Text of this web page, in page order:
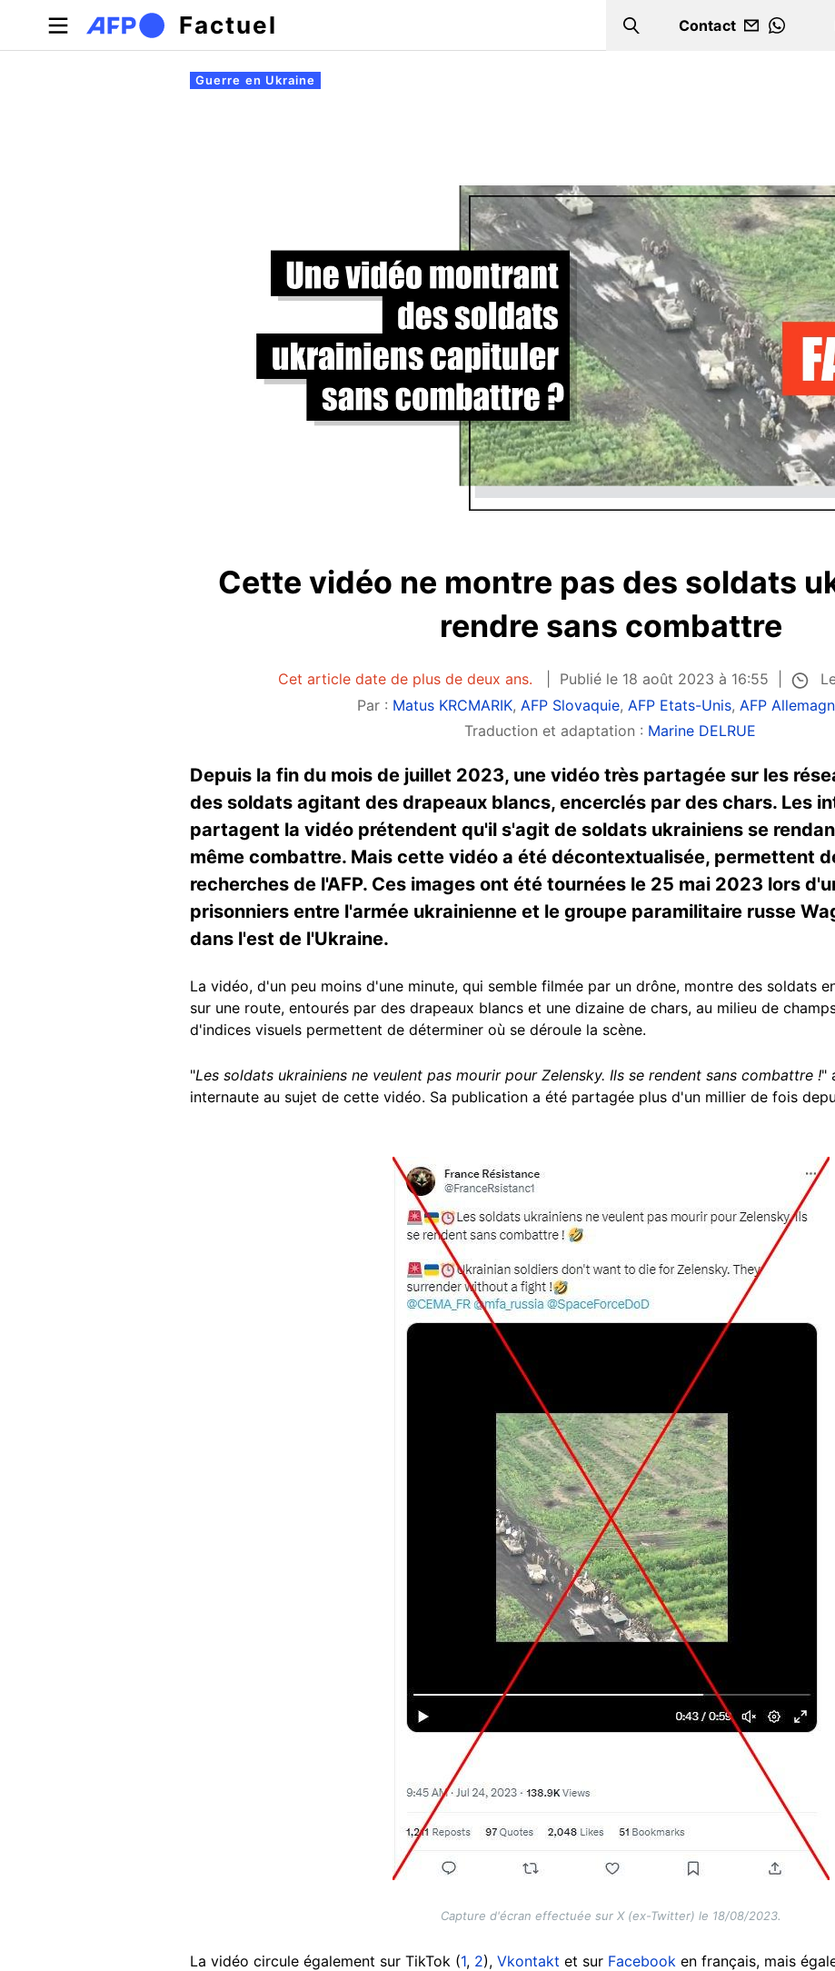
Aller au contenu principal
Factuel Search
Contact
Onglets principaux
Guerre en Ukraine
Cette vidéo ne montre pas des soldats
rendre sans combattre
Cet article date de plus de deux ans. Publié le 18 août 2023 à 16:55
Par : Matus KRCMARIK, AFP Slovaquie, AFP Etats-Unis, AFP
Traduction et adaptation : Marine DELRUE
Depuis la fin du mois de juillet 2023, une vidéo très partagée sur les
des soldats agitant des drapeaux blancs, encerclés par des chars. Les
partagent la vidéo prétendent qu'il s'agit de soldats ukrainiens se
même combattre. Mais cette vidéo a été décontextualisée, permettent
recherches de l'AFP. Ces images ont été tournées le 25 mai 2023 lors
prisonniers entre l'armée ukrainienne et le groupe paramilitaire russe
dans l'est de l'Ukraine.
La vidéo, d'un peu moins d'une minute, qui semble filmée par un drône, montre des soldats
sur une route, entourés par des drapeaux blancs et une dizaine de chars, au milieu de
d'indices visuels permettent de déterminer où se déroule la scène.
"Les soldats ukrainiens ne veulent pas mourir pour Zelensky. Ils se rendent sans combattre !"
internaute au sujet de cette vidéo. Sa publication a été partagée plus d'un millier de fois
Capture d'écran effectuée sur X (ex-Twitter) le 18/08/2023.
La vidéo circule également sur TikTok (1, 2), Vkontakt et sur Facebook en français, mais